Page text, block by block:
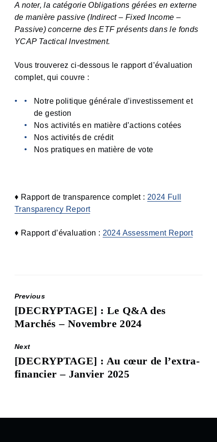
A noter, la catégorie Obligations gérées en externe
de manière passive (Indirect – Fixed Income –
Passive) concerne des ETF présents dans le fonds
YCAP Tactical Investment.
Vous trouverez ci-dessous le rapport d’évaluation
complet, qui couvre :
Notre politique générale d’investissement et
de gestion
Nos activités en matière d’actions cotées
Nos activités de crédit
Nos pratiques en matière de vote
♦ Rapport de transparence complet : 2024 Full
Transparency Report
♦ Rapport d’évaluation : 2024 Assessment Report
Previous
Previous
post:
[DECRYPTAGE] : Le Q&A des
Marchés – Novembre 2024
Next
Next
post:
[DECRYPTAGE] : Au cœur de l’extra-
financier – Janvier 2025